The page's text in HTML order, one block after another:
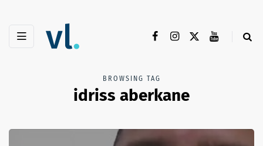
BROWSING TAG
idriss aberkane